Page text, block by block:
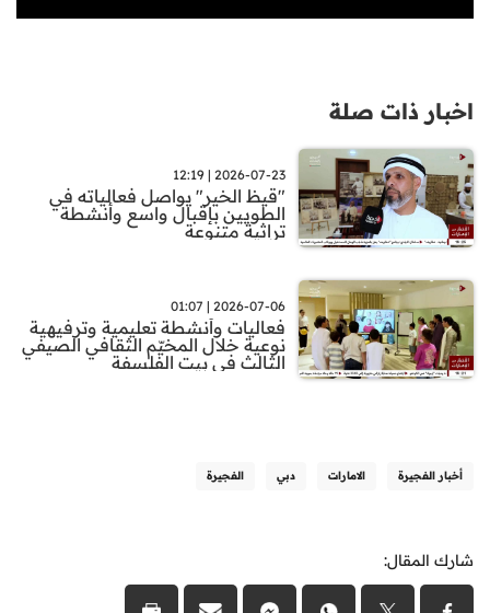
اخبار ذات صلة
2026-07-23 | 12:19
"قيظ الخير" يواصل فعالياته في
الطويين بإقبال واسع وأنشطة
تراثية متنوعة
2026-07-06 | 01:07
فعاليات وأنشطة تعليمية وترفيهية
نوعية خلال المخيّم الثقافي الصيفي
الثالث في بيت الفلسفة
أخبار الفجيرة الامارات دبي الفجيرة
شارك المقال: